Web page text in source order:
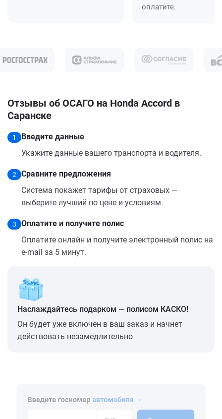
оплатите.
Отзывы об ОСАГО на Honda Accord в
Саранске
1
Введите данные
Укажите данные вашего транспорта и водителя.
2
Сравните предложения
Система покажет тарифы от страховых —
выберите лучший по цене и условиям.
3
Оплатите и получите полис
Оплатите онлайн и получите электронный полис на
e-mail за 5 минут.
Наслаждайтесь подарком — полисом КАСКО!
Он будет уже включен в ваш заказ и начнет
действовать незамедлительно